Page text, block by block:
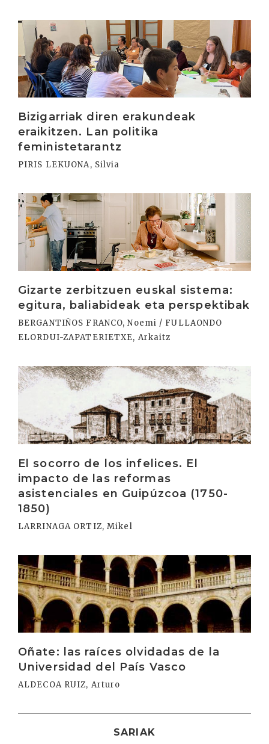
Bizigarriak diren erakundeak
eraikitzen. Lan politika
feministetarantz
PIRIS LEKUONA, Silvia
Irakurri
Gizarte zerbitzuen euskal sistema:
egitura, baliabideak eta perspektibak
BERGANTIÑOS FRANCO, Noemi / FULLAONDO
ELORDUI-ZAPATERIETXE, Arkaitz
Irakurri
El socorro de los infelices. El
impacto de las reformas
asistenciales en Guipúzcoa (1750-
1850)
LARRINAGA ORTIZ, Mikel
Irakurri
Oñate: las raíces olvidadas de la
Universidad del País Vasco
ALDECOA RUIZ, Arturo
Irakurri
SARIAK